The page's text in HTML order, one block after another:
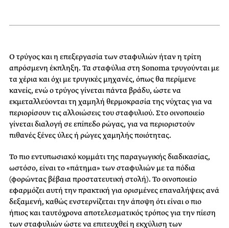
Ο τρύγος και η επεξεργασία των σταφυλιών ήταν η τρίτη
απρόσμενη έκπληξη. Τα σταφύλια στη Sonoma τρυγούνται με
τα χέρια και όχι με τρυγικές μηχανές, όπως θα περίμενε
κανείς, ενώ ο τρύγος γίνεται πάντα βράδυ, ώστε να
εκμεταλλεύονται τη χαμηλή θερμοκρασία της νύχτας για να
περιορίσουν τις αλλοιώσεις του σταφυλιού. Στο οινοποιείο
γίνεται διαλογή σε επίπεδο ρώγας, για να περιοριστούν
πιθανές ξένες ύλες ή ρώγες χαμηλής ποιότητας.
Το πιο εντυπωσιακό κομμάτι της παραγωγικής διαδικασίας,
ωστόσο, είναι το «πάτημα» των σταφυλιών με τα πόδια
(φορώντας βέβαια προστατευτική στολή). Το οινοποιείο
εφαρμόζει αυτή την πρακτική για ορισμένες επαναλήψεις ανά
δεξαμενή, καθώς ενστερνίζεται την άποψη ότι είναι ο πιο
ήπιος και ταυτόχρονα αποτελεσματικός τρόπος για την πίεση
των σταφυλιών ώστε να επιτευχθεί η εκχύλιση των